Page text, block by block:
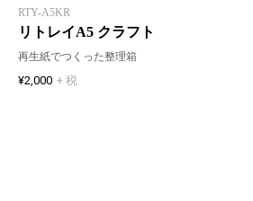
RTY-A5KR
リトレイA5 クラフト
再生紙でつくった整理箱
¥2,000 + 税